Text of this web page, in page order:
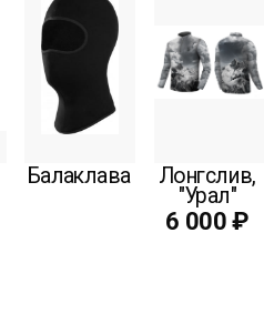
Балаклава Лонгслив,
"Урал"
6 000 ₽